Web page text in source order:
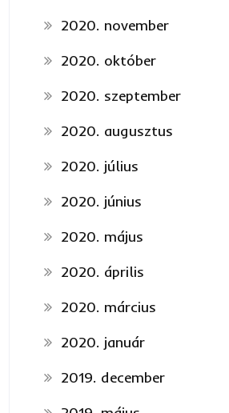
2020. november
2020. október
2020. szeptember
2020. augusztus
2020. július
2020. június
2020. május
2020. április
2020. március
2020. január
2019. december